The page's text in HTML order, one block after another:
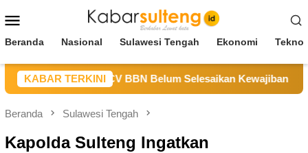
ke
Mobile
Beranda Nasional Sulawesi Tengah Ekonomi
KABAR TERKINI
Sulteng Sebut CV BBN Belum Selesaikan Kewajiban untuk
Beranda Sulawesi Tengah
Kapolda Sulteng Ingatkan